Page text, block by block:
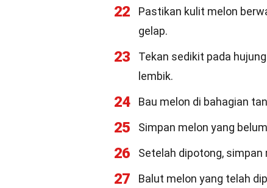
22
Pastikan kulit melon
gelap.
23
Tekan sedikit pada
lembik.
24 Bau melon di bahagian
25 Simpan melon yang
26 Setelah dipotong,
27
Balut melon yang telah